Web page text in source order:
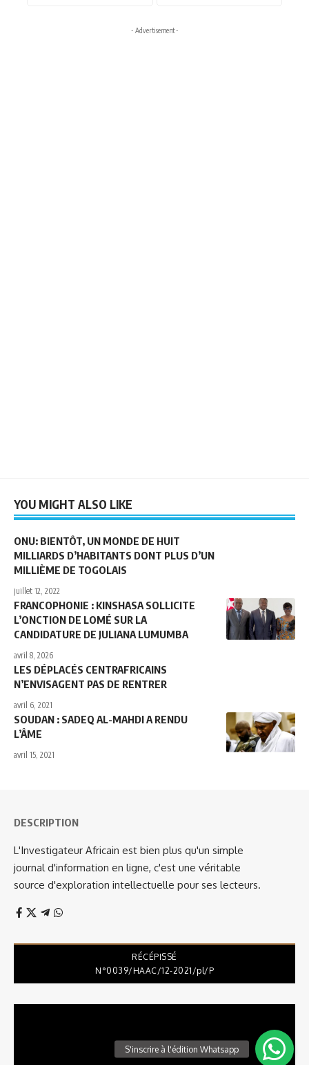
- Advertisement -
YOU MIGHT ALSO LIKE
ONU: BIENTÔT, UN MONDE DE HUIT
MILLIARDS D’HABITANTS DONT PLUS D’UN
MILLIÈME DE TOGOLAIS
juillet 12, 2022
FRANCOPHONIE : KINSHASA SOLLICITE
L’ONCTION DE LOMÉ SUR LA
CANDIDATURE DE JULIANA LUMUMBA
avril 8, 2026
LES DÉPLACÉS CENTRAFRICAINS
N’ENVISAGENT PAS DE RENTRER
avril 6, 2021
SOUDAN : SADEQ AL-MAHDI A RENDU
L’ÂME
avril 15, 2021
DESCRIPTION
L'Investigateur Africain est bien plus qu'un simple
journal d'information en ligne, c'est une véritable
source d'exploration intellectuelle pour ses lecteurs.
RÉCÉPISSÉ
N°0039/HAAC/12-2021/pl/P